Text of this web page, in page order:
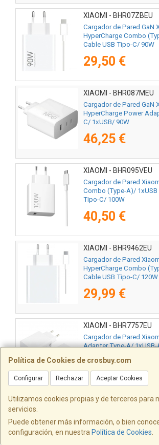
XIAOMI - BHR07ZBEU
Cargador de Pared GaN
HyperCharge Combo
Cable USB Tipo-C/ 90W
29,50 €
XIAOMI - BHR087MEU
Cargador de Pared GaN
HyperCharge Power
C/ 1xUSB/ 90W
46,25 €
XIAOMI - BHR095VEU
Cargador de Pared
Combo (Type-A)/ 1xUSB
Tipo-C/ 100W
40,50 €
XIAOMI - BHR9462EU
Cargador de Pared
HyperCharge Combo
Cable USB Tipo-C/ 120W
29,99 €
XIAOMI - BHR7757EU
Cargador de Pared
Adapter Type-A/ 1xUSB-
9,29 €
XIAOMI - BHR087OEU
Turbo Charging Power
Tipo-C/ 45W
Política de Cookies de crosbuy.com
Configurar Rechazar Aceptar Cookies
Utilizamos cookies propias y de terceros para
servicios.
Puede obtener más información, o bien
configuración, en nuestra Política de Cookies